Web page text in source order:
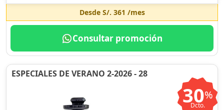
Desde S/. 361 /mes
Consultar promoción
ESPECIALES DE VERANO 2-2026 - 28
30%
Dcto.